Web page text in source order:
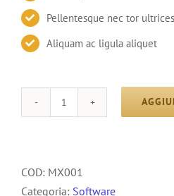
Pellentesque nec tor ultrices
Aliquam ac ligula aliquet
MedX
COD: MX001
Categoria: Software